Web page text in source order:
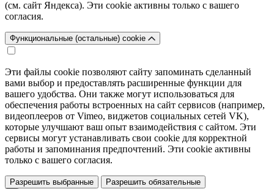
(см. сайт Яндекса). Эти cookie активны только с вашего
согласия.
Функциональные (остальные) cookie
Эти файлы cookie позволяют сайту запоминать сделанный
вами выбор и предоставлять расширенные функции для
вашего удобства. Они также могут использоваться для
обеспечения работы встроенных на сайт сервисов (например,
видеоплееров от Vimeo, виджетов социальных сетей VK),
которые улучшают ваш опыт взаимодействия с сайтом. Эти
сервисы могут устанавливать свои cookie для корректной
работы и запоминания предпочтений. Эти cookie активны
только с вашего согласия.
Разрешить выбранные
Разрешить обязательные